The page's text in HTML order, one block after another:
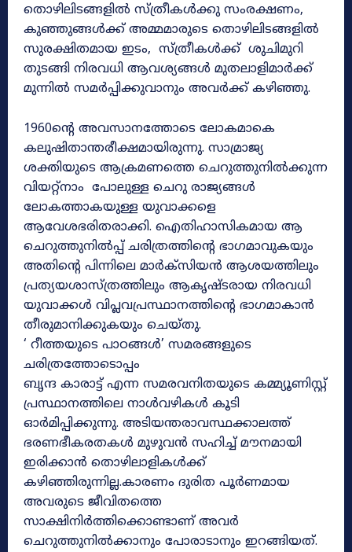
തൊഴിലിടങ്ങളിൽ സ്ത്രീകൾക്കു സംരക്ഷണം,
കുഞ്ഞുങ്ങൾക്ക് അമ്മമാരുടെ തൊഴിലിടങ്ങളിൽ
സുരക്ഷിതമായ ഇടം, സ്ത്രീകൾക്ക് ശുചിമുറി
തുടങ്ങി നിരവധി ആവശ്യങ്ങൾ മുതലാളിമാർക്ക്
മുന്നിൽ സമർപ്പിക്കുവാനും അവർക്ക് കഴിഞ്ഞു.
1960ന്റെ അവസാനത്തോടെ ലോകമാകെ
കലുഷിതാന്തരീക്ഷമായിരുന്നു. സാമ്രാജ്യ
ശക്തിയുടെ ആക്രമണത്തെ ചെറുത്തുനിൽക്കുന്ന
വിയറ്റ്നാം പോലുള്ള ചെറു രാജ്യങ്ങൾ
ലോകത്താകയുള്ള യുവാക്കളെ
ആവേശഭരിതരാക്കി. ഐതിഹാസികമായ ആ
ചെറുത്തുനിൽപ്പ് ചരിത്രത്തിന്റെ ഭാഗമാവുകയും
അതിന്റെ പിന്നിലെ മാർക്സിയൻ ആശയത്തിലും
പ്രത്യയശാസ്ത്രത്തിലും ആകൃഷ്ടരായ നിരവധി
യുവാക്കൾ വിപ്ലവപ്രസ്ഥാനത്തിന്റെ ഭാഗമാകാൻ
തീരുമാനിക്കുകയും ചെയ്തു.
‘ റീത്തയുടെ പാഠങ്ങൾ’ സമരങ്ങളുടെ
ചരിത്രത്തോടൊപ്പം
ബൃന്ദ കാരാട്ട് എന്ന സമരവനിതയുടെ കമ്മ്യൂണിസ്റ്റ്
പ്രസ്ഥാനത്തിലെ നാൾവഴികൾ കൂടി
ഓർമിപ്പിക്കുന്നു. അടിയന്തരാവസ്ഥക്കാലത്ത്
ഭരണഭീകരതകൾ മുഴുവൻ സഹിച്ച് മൗനമായി
ഇരിക്കാൻ തൊഴിലാളികൾക്ക്
കഴിഞ്ഞിരുന്നില്ല.കാരണം ദുരിത പൂർണമായ
അവരുടെ ജീവിതത്തെ
സാക്ഷിനിർത്തിക്കൊണ്ടാണ് അവർ
ചെറുത്തുനിൽക്കാനും പോരാടാനും ഇറങ്ങിയത്.